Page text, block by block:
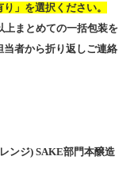
」を選択ください。
上まとめての一括包装を
者から折り返しご連絡
ンジ) SAKE部門本醸造